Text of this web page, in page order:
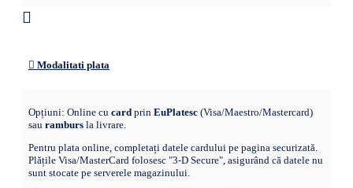
Modalitati plata
Opțiuni: Online cu card prin EuPlatesc (Visa/Maestro/Mastercard)
sau ramburs la livrare.
Pentru plata online, completați datele cardului pe pagina securizată.
Plățile Visa/MasterCard folosesc "3-D Secure", asigurând că datele nu
sunt stocate pe serverele magazinului.